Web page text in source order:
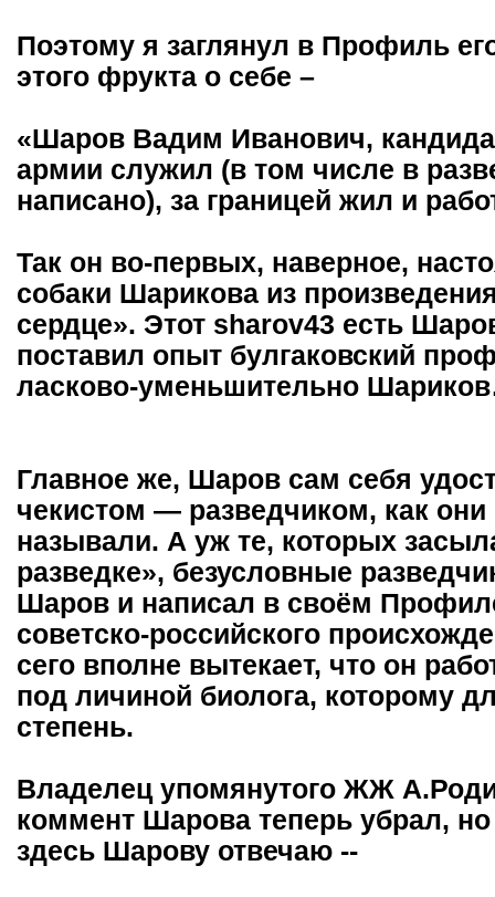
Поэтому я заглянул в Профиль
этого фрукта о себе –
«Шаров Вадим Иванович,
армии служил (в том числе в
написано), за границей жил и
Так он во-первых, наверное,
собаки Шарикова из
сердце». Этот sharov43 есть
поставил опыт булгаковский
ласково-уменьшительно
Главное же, Шаров сам себя
чекистом — разведчиком, как
называли. А уж те, которых
разведке», безусловные
Шаров и написал в своём
советско-российского
сего вполне вытекает, что он
под личиной биолога, которому
степень.
Владелец упомянутого ЖЖ
коммент Шарова теперь убрал, но
здесь Шарову отвечаю --